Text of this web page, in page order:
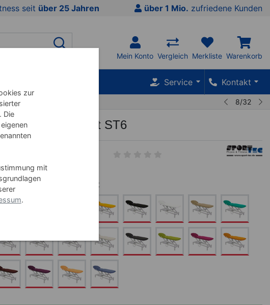
seit über 25 Jahren über 1 Mio. zufriedene Kunden
Mein Konto Vergleich Merkliste Warenkorb
Service Kontakt
8/32
Smart ST6
Blau, ausverkauft
zur
Die
mit
.